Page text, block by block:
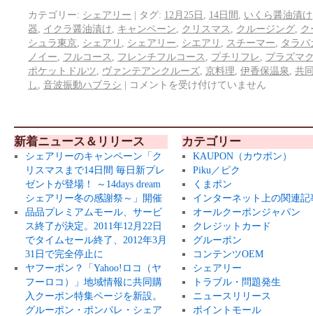
カテゴリー: シェアリー | タグ: 12月25日 14日間 いくら醤油漬け
器
イクラ醤油漬け キャンペーン クリスマス クルージング
シュラ東京
シェアリ シェアリー シエアリ スチーマー
タラバ
ノイー
フルコース フレンチフルコース プチリフレ
プラズマ
ポケットドルツ
ヴァンテアンクルーズ 京料理 伊香保温泉
共
し
音波振動ハブラシ | コメントを受け付けていません
新着ニュース＆リリース
シェアリーのキャンペーン「ク
リスマスまで14日間 毎日新プレ
ゼントが登場！ ～14days dream
シェアリー冬の感謝祭～」開催
品品プレミアムモール、サービ
ス終了が決定。2011年12月22日
でタイムセール終了、2012年3月
31日で完全停止に
ヤフーポン？「Yahoo!ロコ（ヤ
フーロコ）」地域情報に共同購
入クーポン特集ページを新設。
グルーポン・ポンパレ・シェア
カテゴリー
KAUPON（カウポン）
Piku／ピク
くまポン
インターネット上の関連記
オールクーポンジャパン
クレジットカード
グルーポン
コンテンツOEM
シェアリー
トラブル・問題発生
ニュースリリース
ポイントモール